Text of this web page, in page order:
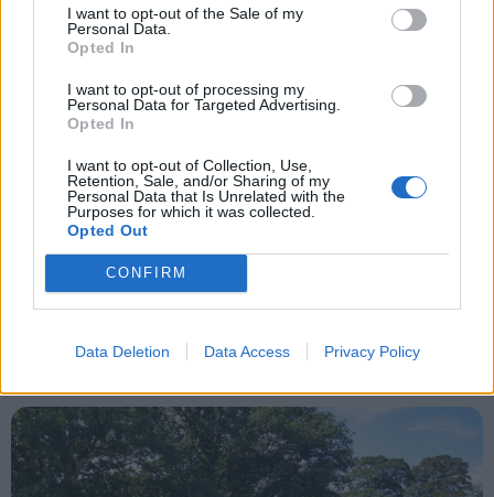
I want to opt-out of the Sale of my
Personal Data.
Opted In
I want to opt-out of processing my
Personal Data for Targeted Advertising.
Opted In
I want to opt-out of Collection, Use,
Retention, Sale, and/or Sharing of my
Personal Data that Is Unrelated with the
Purposes for which it was collected.
Opted Out
CONFIRM
Data Deletion Data Access Privacy Policy
Besøgende kan blandt andet gå på opdagelse
blandt stauder, frugttræer, buske, stueplanter,
grøntsager, pelargonier, fuglehuse, keramik og
meget mere.
Undervejs er der også mulighed for at tage en
kaffe, vand og kage. Vester Hassing
Borgerforening, som også står for pasning og
pleje af byparken, sørger for telt, borde og stole.
Aktuelt
Mennesker
Shopping
Mad & drikke
Nyeste